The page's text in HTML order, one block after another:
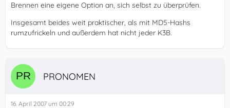
Brennen eine eigene Option an, sich selbst zu überprüfen.
Insgesamt beides weit praktischer, als mit MD5-Hashs
rumzufrickeln und außerdem hat nicht jeder K3B.
PRONOMEN
16. April 2007 um 00:29